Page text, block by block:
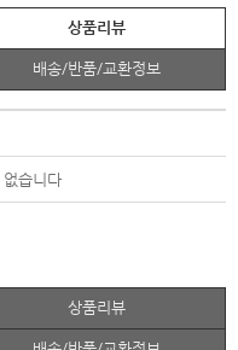
상품리뷰
배송/반품/교환정보
습니다
상품리뷰